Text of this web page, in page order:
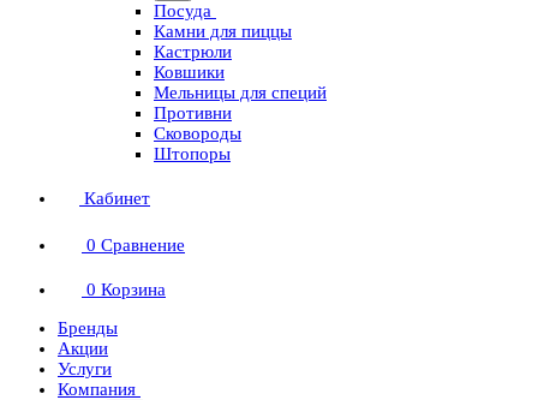
Посуда
Камни для пиццы
Кастрюли
Ковшики
Мельницы для специй
Противни
Сковороды
Штопоры
Кабинет
0 Сравнение
0 Корзина
Бренды
Акции
Услуги
Компания